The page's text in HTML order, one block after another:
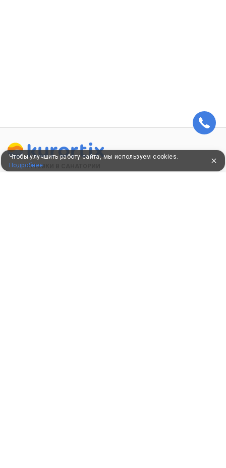
ПУТЕВКИ В САНАТОРИИ
Чтобы улучшить работу сайта, мы используем cookies.
Подробнее